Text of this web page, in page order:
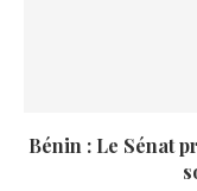
Bénin : Le Sénat